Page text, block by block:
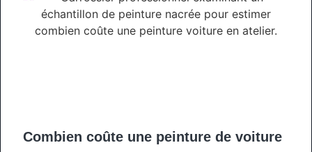
Combien coûte une peinture de voiture